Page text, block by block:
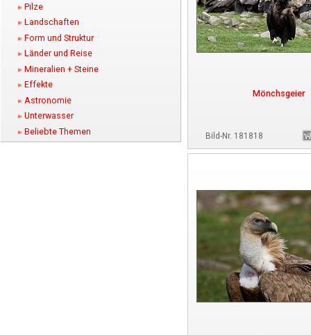
Pilze
Landschaften
Form und Struktur
Länder und Reise
Mineralien + Steine
Effekte
Astronomie
Unterwasser
Beliebte Themen
Mönchsgeier
Bild-Nr. 181818